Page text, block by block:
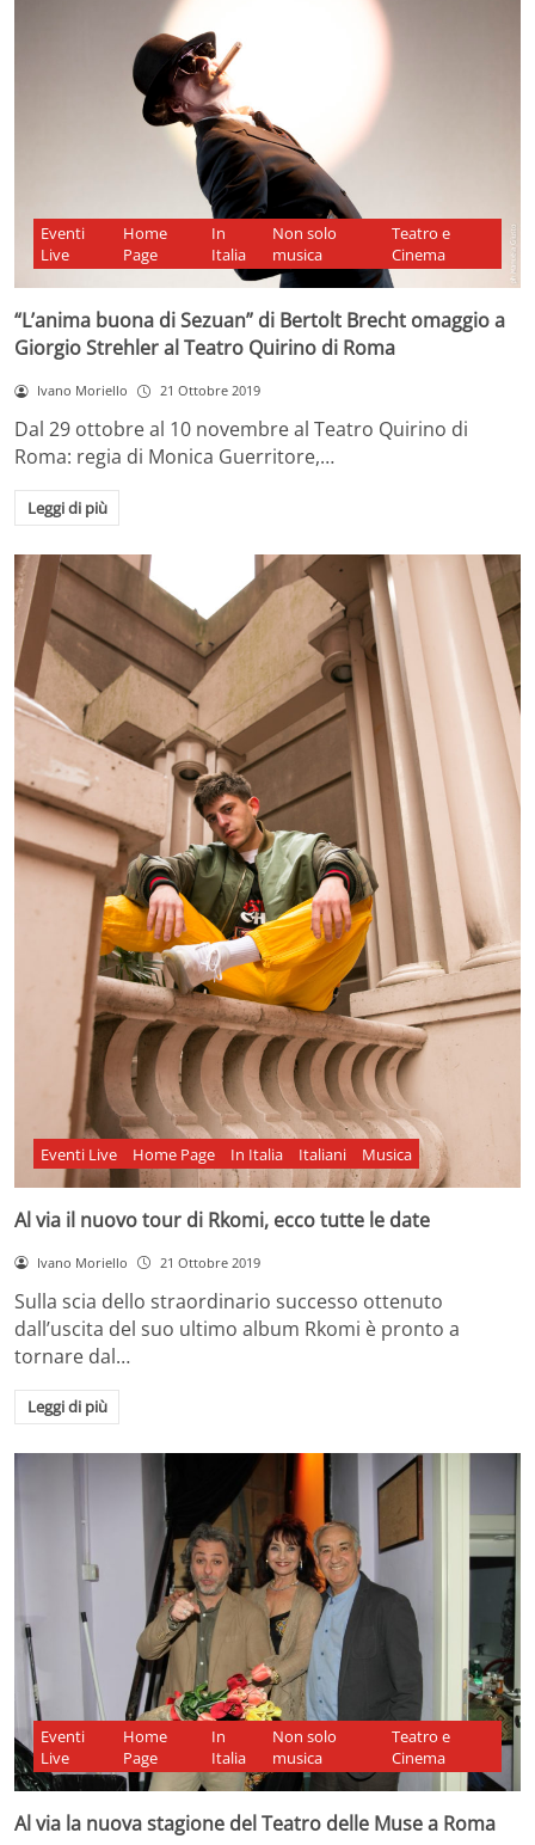
Eventi
Live
Home
Page
In
Italia
Non solo
musica
Teatro e
Cinema
“L’anima buona di Sezuan” di Bertolt Brecht omaggio a
Giorgio Strehler al Teatro Quirino di Roma
Ivano Moriello 21 Ottobre 2019
Dal 29 ottobre al 10 novembre al Teatro Quirino di
Roma: regia di Monica Guerritore,…
Leggi di più
Eventi Live Home Page In Italia Italiani Musica
Al via il nuovo tour di Rkomi, ecco tutte le date
Ivano Moriello 21 Ottobre 2019
Sulla scia dello straordinario successo ottenuto
dall’uscita del suo ultimo album Rkomi è pronto a
tornare dal…
Leggi di più
Eventi
Live
Home
Page
In
Italia
Non solo
musica
Teatro e
Cinema
Al via la nuova stagione del Teatro delle Muse a Roma